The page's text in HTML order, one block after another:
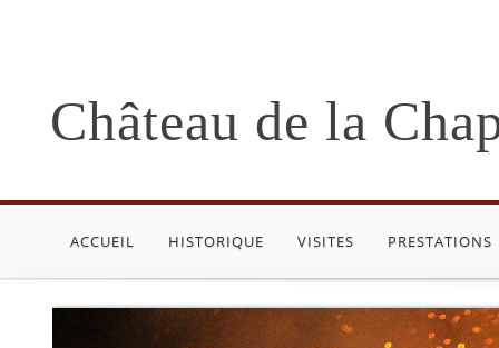
Château de la
ACCUEIL HISTORIQUE VISITES PRESTATIONS